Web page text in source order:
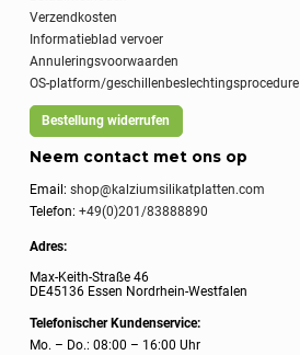
Verzendkosten
Informatieblad vervoer
Annuleringsvoorwaarden
OS-platform/geschillenbeslechtingsprocedure
Bestellung widerrufen
Neem contact met ons op
Email:shop@kalziumsilikatplatten.com
Telefon:+49(0)201/83888890
Adres:
Max-Keith-Straße 46
DE45136 Essen Nordrhein-Westfalen
Telefonischer Kundenservice:
Mo. – Do.: 08:00 – 16:00 Uhr